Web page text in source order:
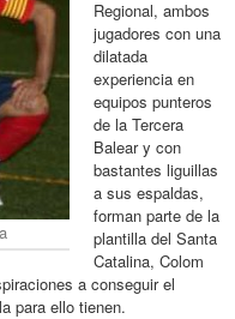
Regional, ambos
jugadores con una
dilatada
experiencia en
equipos punteros
de la Tercera
Balear y con
bastantes liguillas
a sus espaldas,
forman parte de la
plantilla del Santa
Catalina, Colom
a conseguir el
para ello tienen.